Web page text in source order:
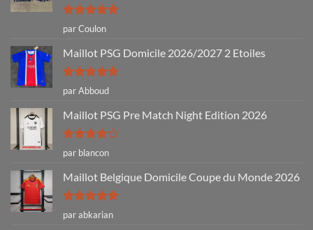
Note5sur
5
par Coulon
Maillot PSG Domicile 2026/2027 2 Etoiles
Note5sur
5
par Abboud
Maillot PSG Pre Match Night Edition 2026
Note4
sur 5
par blancon
Maillot Belgique Domicile Coupe du Monde 2026
Note5sur
5
par abkarian